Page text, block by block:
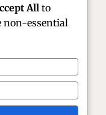
Racer &
All to
non-essential